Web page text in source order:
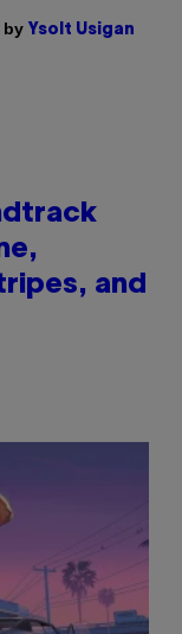
by Ysolt Usigan
and